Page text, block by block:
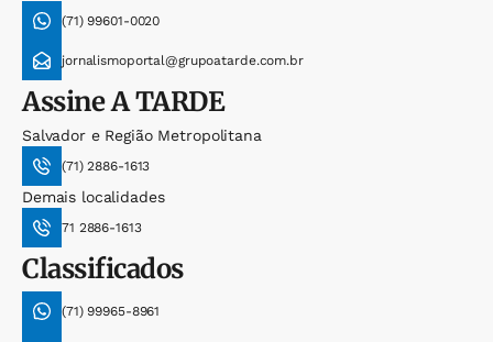
(71) 99601-0020
jornalismoportal@grupoatarde.com.br
AssineA TARDE
Salvador e Região Metropolitana
(71) 2886-1613
Demais localidades
71 2886-1613
Classificados
(71) 99965-8961